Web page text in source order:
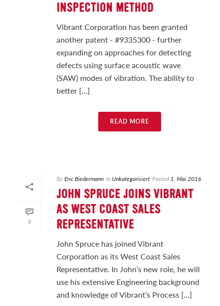
INSPECTION METHOD
Vibrant Corporation has been granted
another patent - #9335300 - further
expanding on approaches for detecting
defects using surface acoustic wave
(SAW) modes of vibration. The ability to
better [...]
READ MORE
0
ByEric Biedermann In Unkategorisiert Posted 1. Mai 2016
JOHN SPRUCE JOINS VIBRANT
AS WEST COAST SALES
REPRESENTATIVE
John Spruce has joined Vibrant
Corporation as its West Coast Sales
Representative. In John’s new role, he will
use his extensive Engineering background
and knowledge of Vibrant’s Process [...]